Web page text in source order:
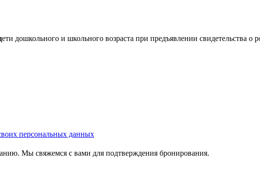
ети дошкольного и школьного возраста при предъявлении свидетельства
персональных данных
Мы свяжемся с вами для подтверждения бронирования.